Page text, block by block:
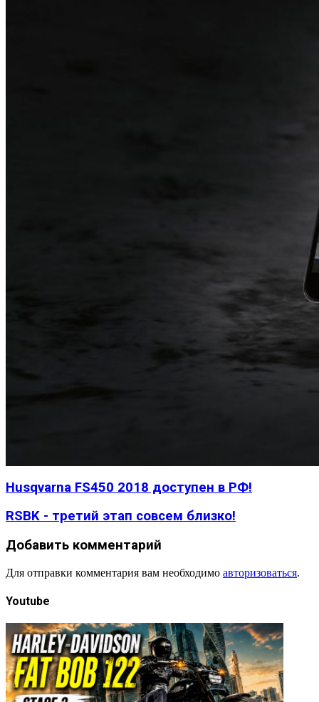
Husqvarna FS450 2018 доступен в РФ!
RSBK - третий этап совсем близко!
Добавить комментарий
Для отправки комментария вам необходимо авторизоваться.
Youtube